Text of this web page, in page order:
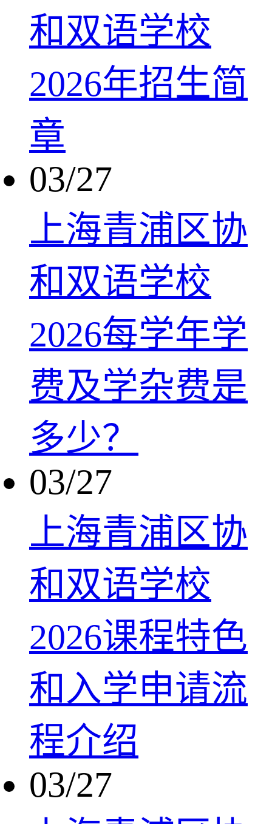
和双语学校
2026年招生简
章
03/27
上海青浦区协
和双语学校
2026每学年学
费及学杂费是
多少？
03/27
上海青浦区协
和双语学校
2026课程特色
和入学申请流
程介绍
03/27